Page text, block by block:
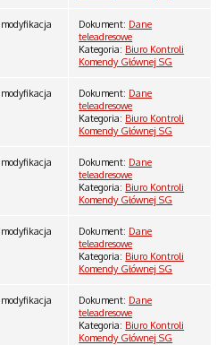
modyfikacja Dokument: Dane
teleadresowe
Kategoria: Biuro Kontroli
Komendy Głównej SG
modyfikacja Dokument: Dane
teleadresowe
Kategoria: Biuro Kontroli
Komendy Głównej SG
modyfikacja Dokument: Dane
teleadresowe
Kategoria: Biuro Kontroli
Komendy Głównej SG
modyfikacja Dokument: Dane
teleadresowe
Kategoria: Biuro Kontroli
Komendy Głównej SG
modyfikacja Dokument: Dane
teleadresowe
Kategoria: Biuro Kontroli
Komendy Głównej SG